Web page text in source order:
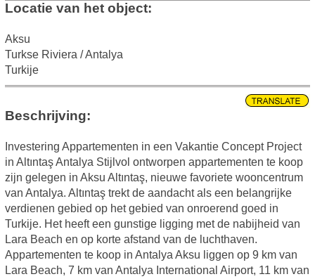
Locatie van het object:
Aksu
Turkse Riviera / Antalya
Turkije
Beschrijving:
Investering Appartementen in een Vakantie Concept Project
in Altıntaş Antalya Stijlvol ontworpen appartementen te koop
zijn gelegen in Aksu Altıntaş, nieuwe favoriete wooncentrum
van Antalya. Altıntaş trekt de aandacht als een belangrijke
verdienen gebied op het gebied van onroerend goed in
Turkije. Het heeft een gunstige ligging met de nabijheid van
Lara Beach en op korte afstand van de luchthaven.
Appartementen te koop in Antalya Aksu liggen op 9 km van
Lara Beach, 7 km van Antalya International Airport, 11 km van